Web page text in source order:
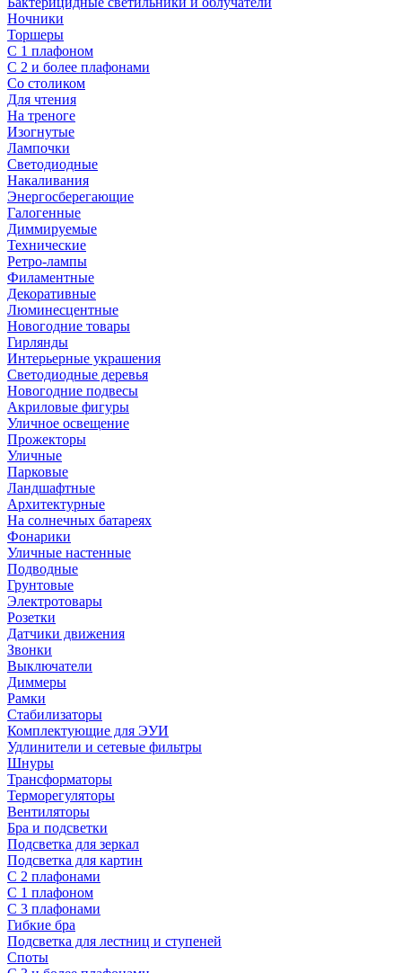
Ночники
Торшеры
С 1 плафоном
С 2 и более плафонами
Со столиком
Для чтения
На треноге
Изогнутые
Лампочки
Светодиодные
Накаливания
Энергосберегающие
Галогенные
Диммируемые
Технические
Ретро-лампы
Филаментные
Декоративные
Люминесцентные
Новогодние товары
Гирлянды
Интерьерные украшения
Светодиодные деревья
Новогодние подвесы
Акриловые фигуры
Уличное освещение
Прожекторы
Уличные
Парковые
Ландшафтные
Архитектурные
На солнечных батареях
Фонарики
Уличные настенные
Подводные
Грунтовые
Электротовары
Розетки
Датчики движения
Звонки
Выключатели
Диммеры
Рамки
Стабилизаторы
Комплектующие для ЭУИ
Удлинители и сетевые фильтры
Шнуры
Трансформаторы
Терморегуляторы
Вентиляторы
Бра и подсветки
Подсветка для зеркал
Подсветка для картин
С 2 плафонами
С 1 плафоном
С 3 плафонами
Гибкие бра
Подсветка для лестниц и ступеней
Споты